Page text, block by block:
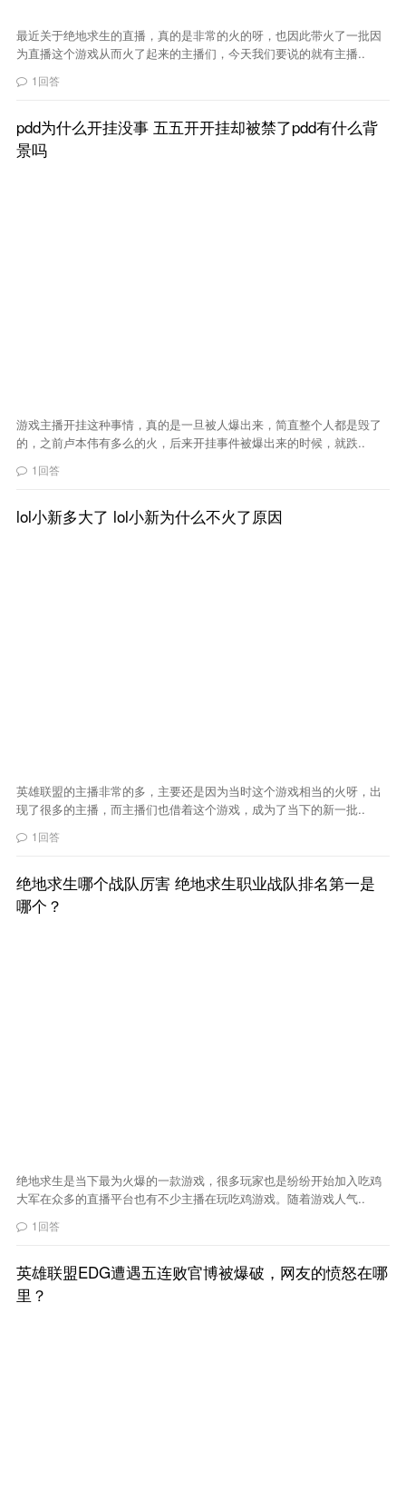
最近关于绝地求生的直播，真的是非常的火的呀，也因此带火了一批因
为直播这个游戏从而火了起来的主播们，今天我们要说的就有主播..
1回答
pdd为什么开挂没事 五五开开挂却被禁了pdd有什么背
景吗
游戏主播开挂这种事情，真的是一旦被人爆出来，简直整个人都是毁了
的，之前卢本伟有多么的火，后来开挂事件被爆出来的时候，就跌..
1回答
lol小新多大了 lol小新为什么不火了原因
英雄联盟的主播非常的多，主要还是因为当时这个游戏相当的火呀，出
现了很多的主播，而主播们也借着这个游戏，成为了当下的新一批..
1回答
绝地求生哪个战队厉害 绝地求生职业战队排名第一是
哪个？
绝地求生是当下最为火爆的一款游戏，很多玩家也是纷纷开始加入吃鸡
大军在众多的直播平台也有不少主播在玩吃鸡游戏。随着游戏人气..
1回答
英雄联盟EDG遭遇五连败官博被爆破，网友的愤怒在哪
里？